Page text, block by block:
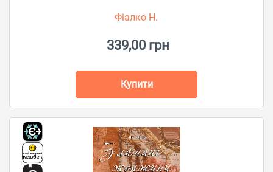
Фіалко Н.
339,00 грн
Купити